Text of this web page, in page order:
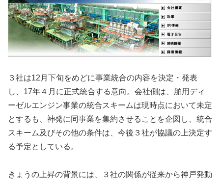
３社は12月下旬をめどに事業統合の内容を決定・発表
し、17年４月に正式統合する意向。会社側は、舶用ディ
ーゼルエンジン事業の統合スキームは現時点において未定
とするも、神発に同事業を集約させることを企図し、統合
スキーム及びその他の条件は、今後３社が協議の上決定す
る予定としている。
きょうの上昇の背景には、３社の関係が従来から神戸発動